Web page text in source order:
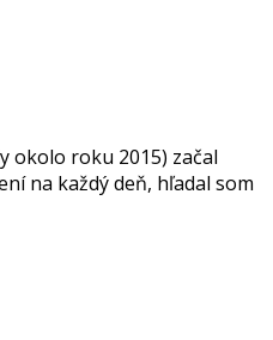
okolo roku 2015) začal
na každý deň, hľadal som